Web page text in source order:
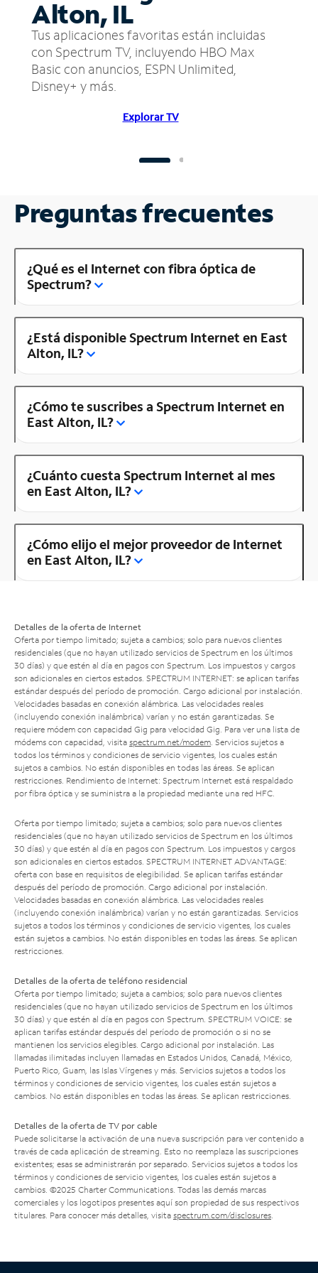
Alton, IL
Tus aplicaciones favoritas están incluidas
con Spectrum TV, incluyendo HBO Max
Basic con anuncios, ESPN Unlimited,
Disney+ y más.
Explorar TV
Preguntas frecuentes
¿Qué es el Internet con fibra óptica de
Spectrum?
¿Está disponible Spectrum Internet en East
Alton, IL?
¿Cómo te suscribes a Spectrum Internet en
East Alton, IL?
¿Cuánto cuesta Spectrum Internet al mes
en East Alton, IL?
¿Cómo elijo el mejor proveedor de Internet
en East Alton, IL?
Detalles de la oferta de Internet
Oferta por tiempo limitado; sujeta a cambios; solo para nuevos clientes
residenciales (que no hayan utilizado servicios de Spectrum en los últimos
30 días) y que estén al día en pagos con Spectrum. Los impuestos y cargos
son adicionales en ciertos estados. SPECTRUM INTERNET: se aplican tarifas
estándar después del período de promoción. Cargo adicional por instalación.
Velocidades basadas en conexión alámbrica. Las velocidades reales
(incluyendo conexión inalámbrica) varían y no están garantizadas. Se
requiere módem con capacidad Gig para velocidad Gig. Para ver una lista de
módems con capacidad, visita spectrum.net/modem . Servicios sujetos a
todos los términos y condiciones de servicio vigentes, los cuales están
sujetos a cambios. No están disponibles en todas las áreas. Se aplican
restricciones. Rendimiento de Internet: Spectrum Internet está respaldado
por fibra óptica y se suministra a la propiedad mediante una red HFC.
Oferta por tiempo limitado; sujeta a cambios; solo para nuevos clientes
residenciales (que no hayan utilizado servicios de Spectrum en los últimos
30 días) y que estén al día en pagos con Spectrum. Los impuestos y cargos
son adicionales en ciertos estados. SPECTRUM INTERNET ADVANTAGE:
oferta con base en requisitos de elegibilidad. Se aplican tarifas estándar
después del período de promoción. Cargo adicional por instalación.
Velocidades basadas en conexión alámbrica. Las velocidades reales
(incluyendo conexión inalámbrica) varían y no están garantizadas. Servicios
sujetos a todos los términos y condiciones de servicio vigentes, los cuales
están sujetos a cambios. No están disponibles en todas las áreas. Se aplican
restricciones.
Detalles de la oferta de teléfono residencial
Oferta por tiempo limitado; sujeta a cambios; solo para nuevos clientes
residenciales (que no hayan utilizado servicios de Spectrum en los últimos
30 días) y que estén al día en pagos con Spectrum. SPECTRUM VOICE: se
aplican tarifas estándar después del período de promoción o si no se
mantienen los servicios elegibles. Cargo adicional por instalación. Las
llamadas ilimitadas incluyen llamadas en Estados Unidos, Canadá, México,
Puerto Rico, Guam, las Islas Vírgenes y más. Servicios sujetos a todos los
términos y condiciones de servicio vigentes, los cuales están sujetos a
cambios. No están disponibles en todas las áreas. Se aplican restricciones.
Detalles de la oferta de TV por cable
Puede solicitarse la activación de una nueva suscripción para ver contenido a
través de cada aplicación de streaming. Esto no reemplaza las suscripciones
existentes; esas se administrarán por separado. Servicios sujetos a todos los
términos y condiciones de servicio vigentes, los cuales están sujetos a
cambios. ©2025 Charter Communications. Todas las demás marcas
comerciales y los logotipos presentes aquí son propiedad de sus respectivos
titulares. Para conocer más detalles, visita spectrum.com/disclosures